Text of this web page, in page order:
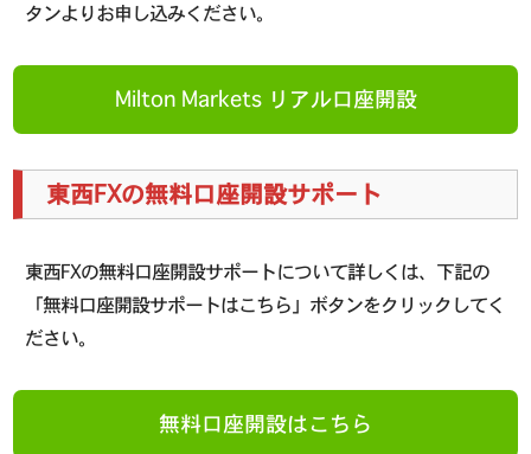
タンよりお申し込みください。
Milton Markets リアル口座開設
東西FXの無料口座開設サポート
東西FXの無料口座開設サポートについて詳しくは、下記の
「無料口座開設サポートはこちら」ボタンをクリックしてく
ださい。
無料口座開設はこちら